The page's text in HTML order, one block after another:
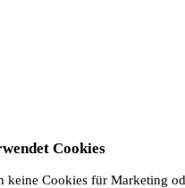
Cookies
keine Cookies für Marketing